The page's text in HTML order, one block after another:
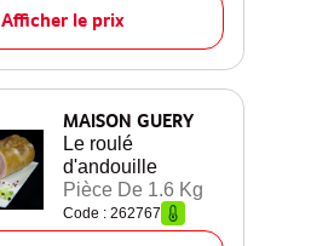
Afficher le prix
MAISON GUERY
Le roulé
d'andouille
Pièce De 1.6 Kg
Code : 262767